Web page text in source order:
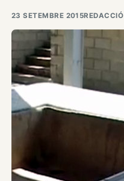
23 SETEMBRE 2015REDACCIÓ